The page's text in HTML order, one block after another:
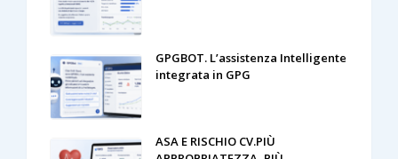
GPGBOT. L’assistenza Intelligente
integrata in GPG
ASA E RISCHIO CV.PIÙ